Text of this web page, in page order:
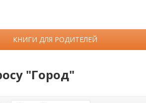
КНИГИ ДЛЯ РОДИТЕЛЕЙ
"Город"